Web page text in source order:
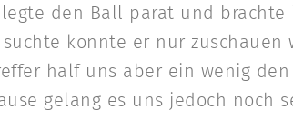
den Ball parat und
konnte er nur
half uns aber ein wenig
gelang es uns jedoch noch